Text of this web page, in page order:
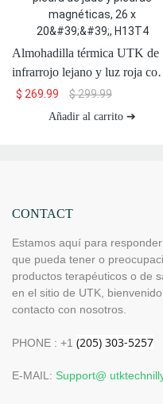
Almohadilla térmica UTK de
infrarrojo lejano y luz roja con
piedra de jade y piedras
magnéticas, 26 x 20'', H13T4
$ 269.99 $299.99
Añadir al carrito ➔
CONTACT
Estamos aquí para
que pueda tener o
productos terapéuticos o de
en el sitio de UTK,
contacto con nosotros.
PHONE : +1
E-MAIL: Support@